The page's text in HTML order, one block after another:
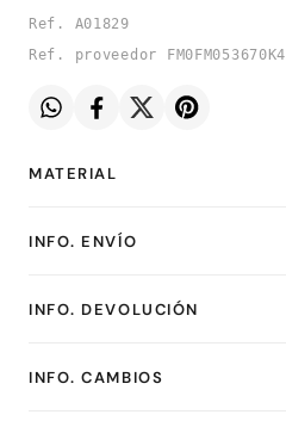
Ref. A01829
Ref. proveedor FM0FM053670K4
MATERIAL
INFO. ENVÍO
INFO. DEVOLUCIÓN
INFO. CAMBIOS